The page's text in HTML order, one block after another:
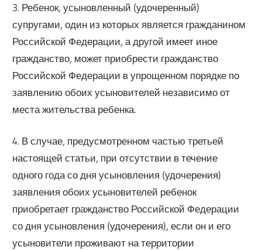
3. Ребенок, усыновленный (удочеренный)
супругами, один из которых является гражданином
Российской Федерации, а другой имеет иное
гражданство, может приобрести гражданство
Российской Федерации в упрощенном порядке по
заявлению обоих усыновителей независимо от
места жительства ребенка.
4. В случае, предусмотренном частью третьей
настоящей статьи, при отсутствии в течение
одного года со дня усыновления (удочерения)
заявления обоих усыновителей ребенок
приобретает гражданство Российской Федерации
со дня усыновления (удочерения), если он и его
усыновители проживают на территории